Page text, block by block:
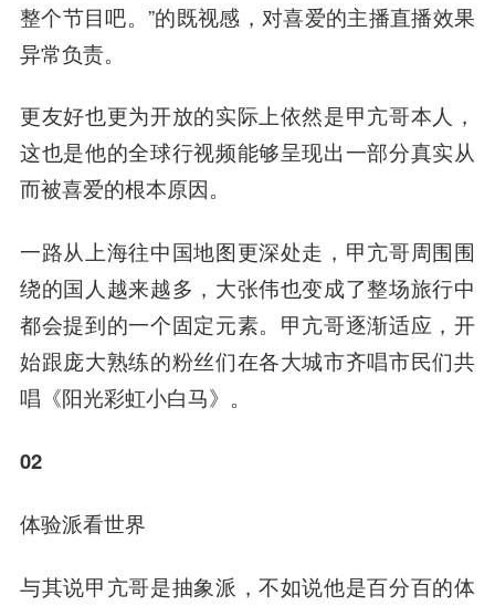
整个节目吧。”的既视感，对喜爱的主播直播效果
异常负责。
更友好也更为开放的实际上依然是甲亢哥本人，
这也是他的全球行视频能够呈现出一部分真实从
而被喜爱的根本原因。
一路从上海往中国地图更深处走，甲亢哥周围围
绕的国人越来越多，大张伟也变成了整场旅行中
都会提到的一个固定元素。甲亢哥逐渐适应，开
始跟庞大熟练的粉丝们在各大城市齐唱市民们共
唱《阳光彩虹小白马》。
02
体验派看世界
与其说甲亢哥是抽象派，不如说他是百分百的体